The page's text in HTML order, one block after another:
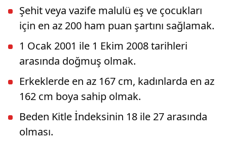
Şehit veya vazife malulü eş ve çocukları
için en az 200 ham puan şartını sağlamak.
1 Ocak 2001 ile 1 Ekim 2008 tarihleri
arasında doğmuş olmak.
Erkeklerde en az 167 cm, kadınlarda en az
162 cm boya sahip olmak.
Beden Kitle İndeksinin 18 ile 27 arasında
olması.